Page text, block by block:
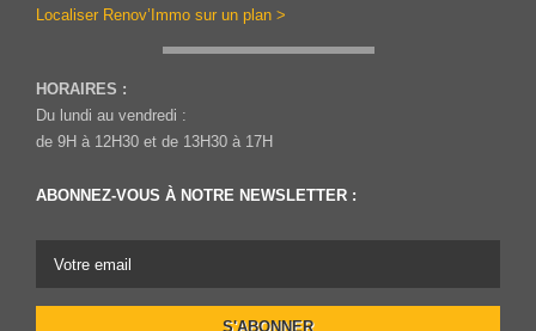
Localiser Renov’Immo sur un plan >
HORAIRES :
Du lundi au vendredi :
de 9H à 12H30 et de 13H30 à 17H
ABONNEZ-VOUS À NOTRE NEWSLETTER :